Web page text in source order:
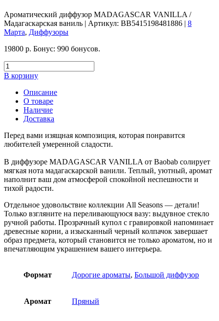
Ароматический диффузор MADAGASCAR VANILLA /
Мадагаскарская ваниль | Артикул: BB5415198481886 | 8
Марта, Диффузоры
19800 р. Бонус: 990 бонусов.
В корзину
Описание
О товаре
Наличие
Доставка
Перед вами изящная композиция, которая понравится
любителей умеренной сладости.
В диффузоре MADAGASCAR VANILLA от Baobab солирует
мягкая нота мадагаскарской ванили. Теплый, уютный, аромат
наполнит ваш дом атмосферой спокойной неспешности и
тихой радости.
Отдельное удовольствие коллекции All Seasons — детали!
Только взгляните на переливающуюся вазу: выдувное стекло
ручной работы. Прозрачный купол с гравировкой напоминает
древесные корни, а изысканный черный колпачок завершает
образ предмета, который становится не только ароматом, но и
впечатляющим украшением вашего интерьера.
Формат Дорогие ароматы, Большой диффузор
Аромат Пряный